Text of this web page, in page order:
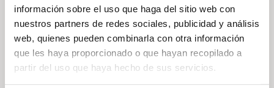
información sobre el uso que haga del sitio web con
nuestros partners de redes sociales, publicidad y análisis
web, quienes pueden combinarla con otra información
que les haya proporcionado o que hayan recopilado a
partir del uso que haya hecho de sus servicios.